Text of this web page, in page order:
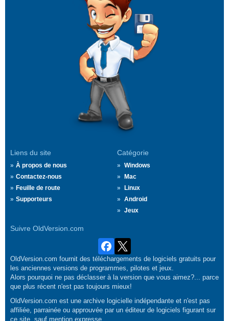
Liens du site
À propos de nous
Contactez-nous
Feuille de route
Supporteurs
Catégorie
Windows
Mac
Linux
Android
Jeux
Suivre OldVersion.com
OldVersion.com fournit des téléchargements de logiciels gratuits pour
les anciennes versions de programmes, pilotes et jeux.
Alors pourquoi ne pas déclasser à la version que vous aimez?... parce
que plus récent n'est pas toujours mieux!
OldVersion.com est une archive logicielle indépendante et n'est pas
affiliée, parrainée ou approuvée par un éditeur de logiciels figurant sur
ce site, sauf mention expresse.